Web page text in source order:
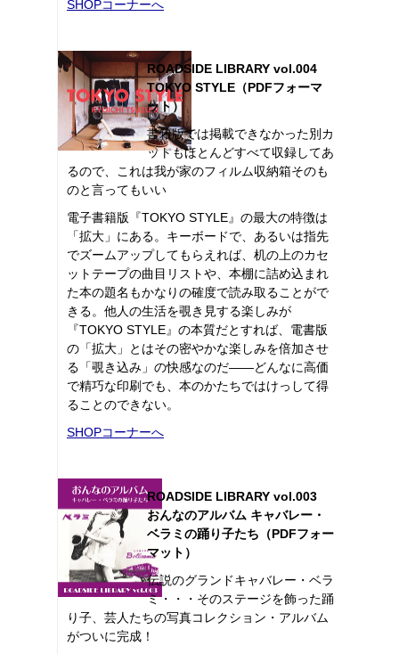
SHOPコーナーへ
ROADSIDE LIBRARY vol.004
TOKYO STYLE（PDFフォーマ
ット）
書籍版では掲載できなかった別カ
ットもほとんどすべて収録してあ
るので、これは我が家のフィルム収納箱そのも
のと言ってもいい
電子書籍版『TOKYO STYLE』の最大の特徴は
「拡大」にある。キーボードで、あるいは指先
でズームアップしてもらえれば、机の上のカセ
ットテープの曲目リストや、本棚に詰め込まれ
た本の題名もかなりの確度で読み取ることがで
きる。他人の生活を覗き見する楽しみが
『TOKYO STYLE』の本質だとすれば、電書版
の「拡大」とはその密やかな楽しみを倍加させ
る「覗き込み」の快感なのだ――どんなに高価
で精巧な印刷でも、本のかたちではけっして得
ることのできない。
SHOPコーナーへ
ROADSIDE LIBRARY vol.003
おんなのアルバム キャバレー・
ベラミの踊り子たち（PDFフォー
マット）
伝説のグランドキャバレー・ベラ
ミ・・・そのステージを飾った踊
り子、芸人たちの写真コレクション・アルバム
がついに完成！